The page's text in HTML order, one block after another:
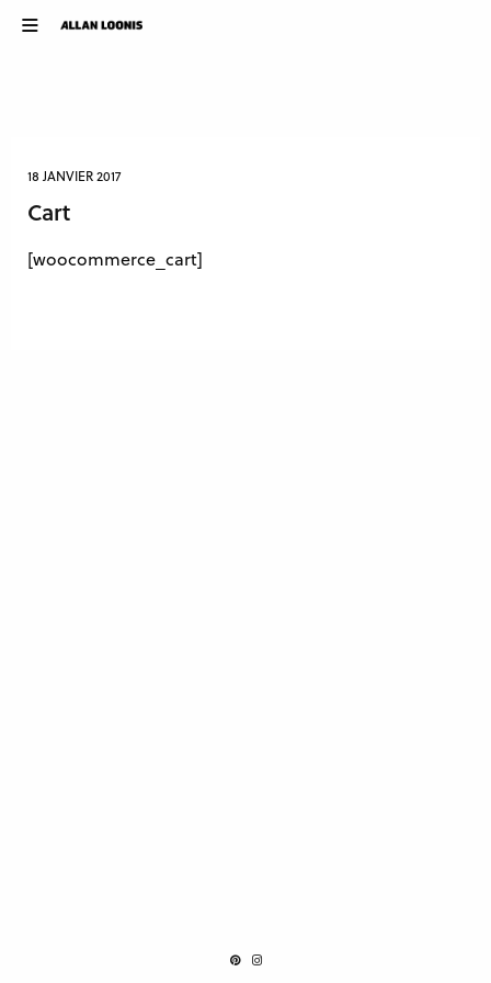
18 JANVIER 2017
Cart
[woocommerce_cart]